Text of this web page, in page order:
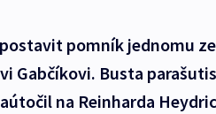
pomník jednomu
Gabčíkovi. Busta
na Reinharda